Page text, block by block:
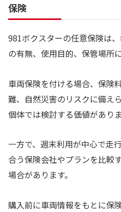
保険
981ボクスターの任意保険は
の有無、使用目的、保管場所
車両保険を付ける場合、保険
難、自然災害のリスクに備え
個体では検討する価値がありま
一方で、週末利用が中心で走
合う保険会社やプランを比較
場合があります。
購入前に車両情報をもとに保